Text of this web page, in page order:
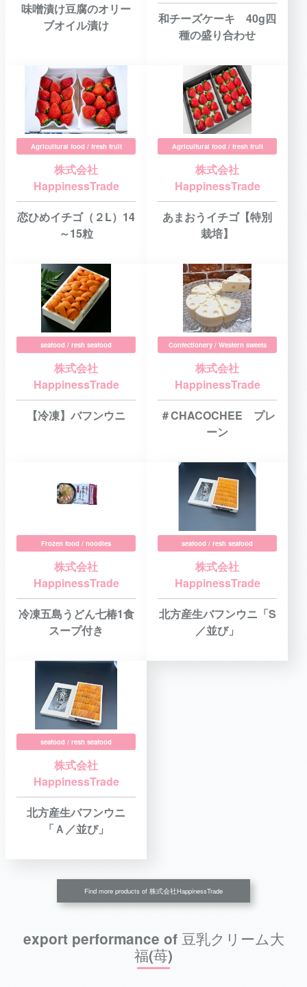
味噌漬け豆腐のオリー
ブオイル漬け
和チーズケーキ 40g四
種の盛り合わせ
Agricultural food / fresh fruit
株式会社
HappinessTrade
恋ひめイチゴ（２L）14
～15粒
Agricultural food / fresh fruit
株式会社
HappinessTrade
あまおうイチゴ【特別
栽培】
seafood / resh seafood
株式会社
HappinessTrade
【冷凍】バフンウニ
Confectionery / Western sweets
株式会社
HappinessTrade
＃CHACOCHEE プレ
ーン
Frozen food / noodles
株式会社
HappinessTrade
冷凍五島うどん七椿1食
スープ付き
seafood / resh seafood
株式会社
HappinessTrade
北方産生バフンウニ「S
／並び」
seafood / resh seafood
株式会社
HappinessTrade
北方産生バフンウニ
「Ａ／並び」
Find more products of 株式会社HappinessTrade
export performance of 豆乳クリーム大
福(苺)